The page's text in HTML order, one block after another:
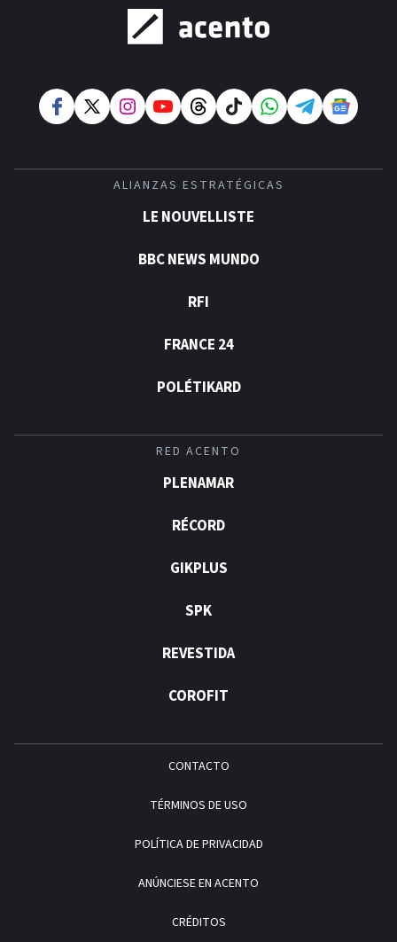
ALIANZAS ESTRATÉGICAS
LE NOUVELLISTE
BBC NEWS MUNDO
RFI
FRANCE 24
POLÉTIKARD
RED ACENTO
PLENAMAR
RÉCORD
GIKPLUS
SPK
REVESTIDA
COROFIT
CONTACTO
TÉRMINOS DE USO
POLÍTICA DE PRIVACIDAD
ANÚNCIESE EN ACENTO
CRÉDITOS